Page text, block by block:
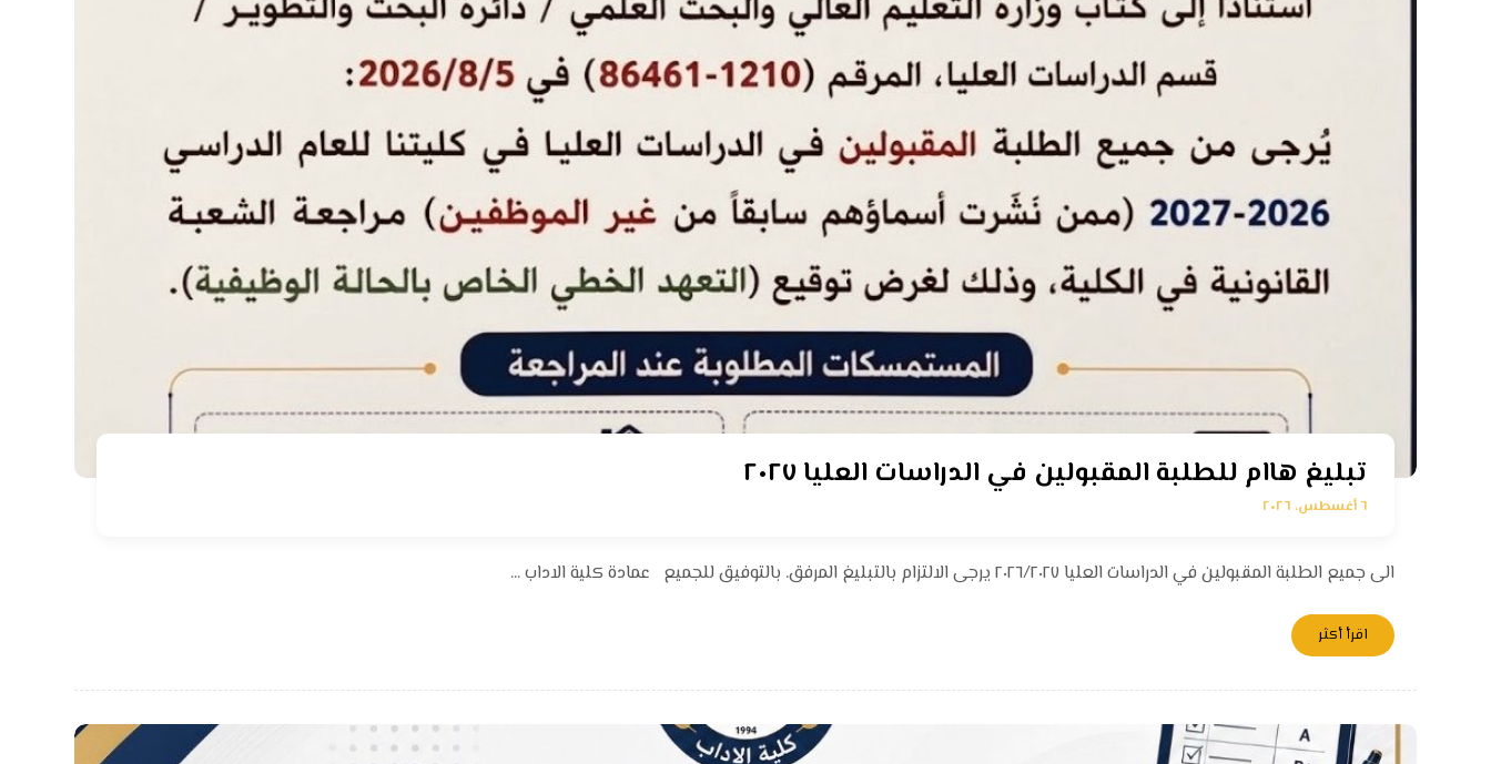
تبليغ هاام للطلبة المقبولين في الدراسات العليا ٢٠٢٧
٦ أغسطس، ٢٠٢٦
الى جميع الطلبة المقبولين في الدراسات العليا ٢٠٢٦/٢٠٢٧ يرجى الالتزام بالتبليغ المرفق. بالتوفيق للجميع عمادة كلية الاداب ...
اقرأ أكثر